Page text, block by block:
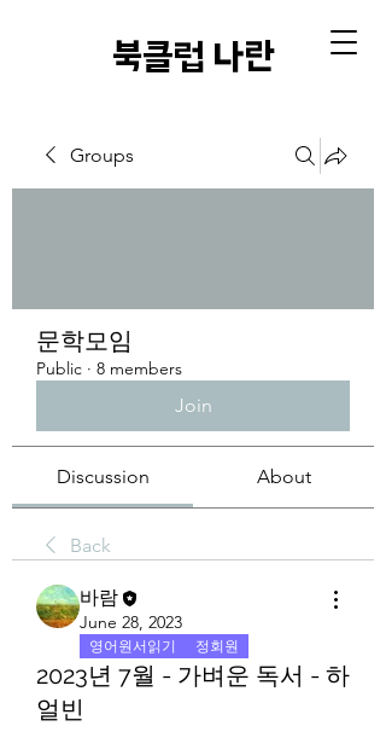
​북클럽 나란
Groups
문학모임
Public · 8 members
Join
Discussion About
Back
바람
June 28, 2023
영어원서읽기 정회원
2023년 7월 - 가벼운 독서 - 하
얼빈